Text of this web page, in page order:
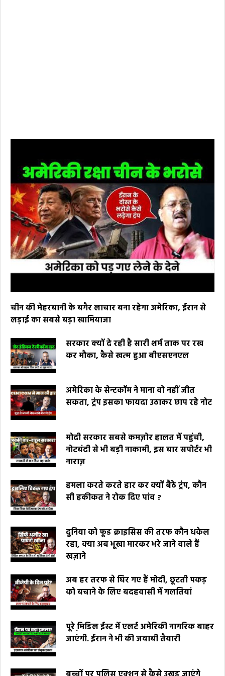
चीन की मेहरबानी के बगैर लाचार बना रहेगा अमेरिका, ईरान से
लड़ाई का सबसे बड़ा खामियाजा
सरकार क्यों दे रही है सारी शर्म ताक पर रख
कर मौका, कैसे खत्म हुआ बीएसएनएल
अमेरिका के सेन्टकॉम ने माना वो नहीं जीत
सकता, ट्रंप इसका फायदा उठाकर छाप रहे नोट
मोदी सरकार सबसे कमज़ोर हालत में पहुंची,
नोटबंदी से भी बड़ी नाकामी, इस बार सपोर्टर भी
नाराज़
हमला करते करते हार कर क्यों बैठे ट्रंप, कौन
सी हकीकत ने रोक दिए पांव ?
दुनिया को फूड क्राइसिस की तरफ कौन धकेल
रहा, क्या अब भूखा मारकर भरे जाने वाले हैं
खज़ाने
अब हर तरफ से घिर गए हैं मोदी, छूटती पकड़
को बचाने के लिए बदहवासी में गलतियां
पूरे मि़डिल ईस्ट में एलर्ट अमेरिकी नागरिक बाहर
जाएंगी. ईरान ने भी की जवाबी तैयारी